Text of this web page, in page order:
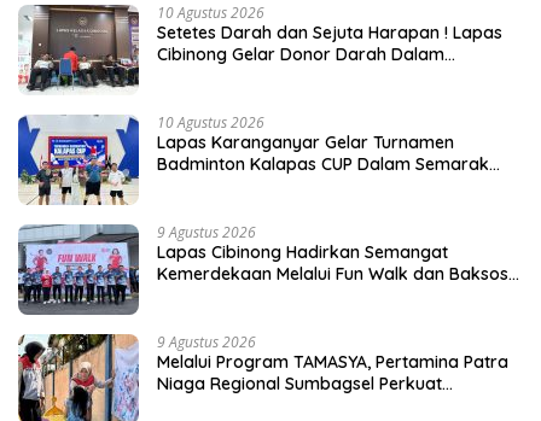
10 Agustus 2026
Setetes Darah dan Sejuta Harapan ! Lapas
Cibinong Gelar Donor Darah Dalam
10 Agustus 2026
Lapas Karanganyar Gelar Turnamen
Badminton Kalapas CUP Dalam Semarak
9 Agustus 2026
Lapas Cibinong Hadirkan Semangat
Kemerdekaan Melalui Fun Walk dan Baksos
9 Agustus 2026
Melalui Program TAMASYA, Pertamina Patra
Niaga Regional Sumbagsel Perkuat